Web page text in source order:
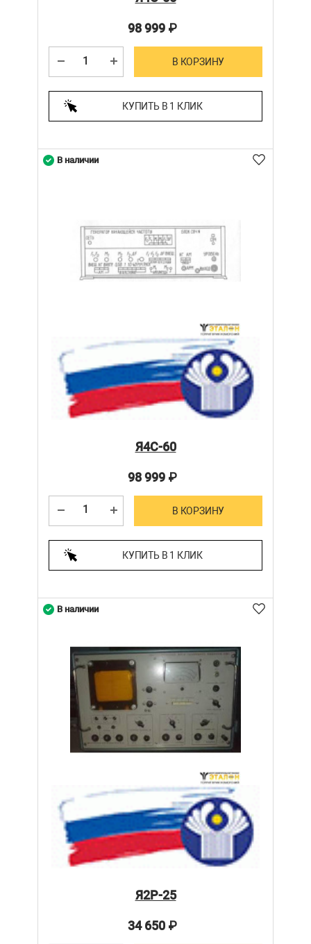
98 999₽
В КОРЗИНУ
КУПИТЬ В 1 КЛИК
Я4С-60
98 999₽
В КОРЗИНУ
КУПИТЬ В 1 КЛИК
В наличии
Я2Р-25
34 650₽
В наличии